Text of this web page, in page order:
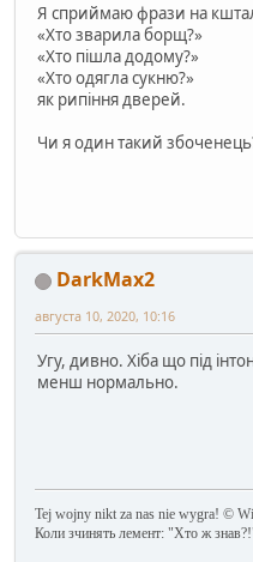
Я сприймаю фрази на
«Хто зварила борщ?»
«Хто пішла додому?»
«Хто одягла сукню?»
як рипіння дверей.
Чи я один такий
DarkMax2
августа 10, 2020, 10:16
Угу, дивно. Хіба що під
менш нормально.
Tej wojny nikt za nas nie wygra! ©
Коли зчинять лемент: "Хто ж